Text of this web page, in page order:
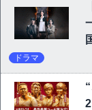
ドラマ